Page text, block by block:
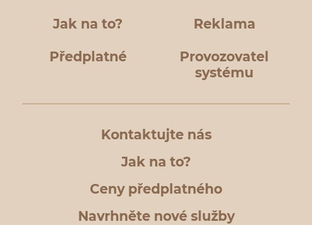
Jak na to? Reklama
Předplatné
Provozovatel
systému
Kontaktujte nás
Jak na to?
Ceny předplatného
Navrhněte nové služby